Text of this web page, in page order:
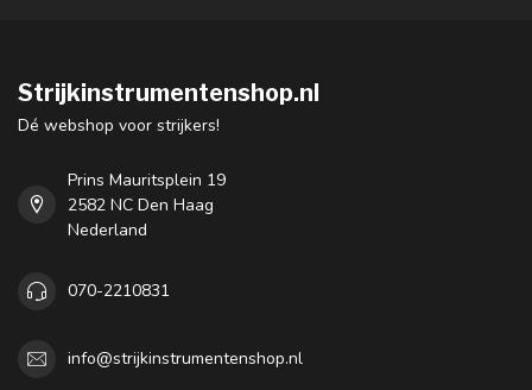
Strijkinstrumentenshop.nl
Dé webshop voor strijkers!
Prins Mauritsplein 19
2582 NC Den Haag
Nederland
070-2210831
info@strijkinstrumentenshop.nl